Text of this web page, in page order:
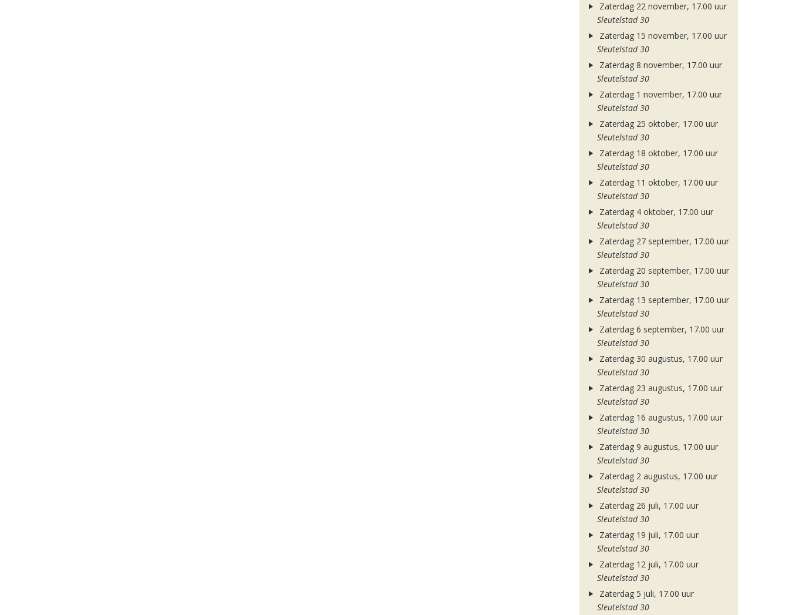
Zaterdag 22 november, 17.00 uur
Sleutelstad 30
Zaterdag 15 november, 17.00 uur
Sleutelstad 30
Zaterdag 8 november, 17.00 uur
Sleutelstad 30
Zaterdag 1 november, 17.00 uur
Sleutelstad 30
Zaterdag 25 oktober, 17.00 uur
Sleutelstad 30
Zaterdag 18 oktober, 17.00 uur
Sleutelstad 30
Zaterdag 11 oktober, 17.00 uur
Sleutelstad 30
Zaterdag 4 oktober, 17.00 uur
Sleutelstad 30
Zaterdag 27 september, 17.00 uur
Sleutelstad 30
Zaterdag 20 september, 17.00 uur
Sleutelstad 30
Zaterdag 13 september, 17.00 uur
Sleutelstad 30
Zaterdag 6 september, 17.00 uur
Sleutelstad 30
Zaterdag 30 augustus, 17.00 uur
Sleutelstad 30
Zaterdag 23 augustus, 17.00 uur
Sleutelstad 30
Zaterdag 16 augustus, 17.00 uur
Sleutelstad 30
Zaterdag 9 augustus, 17.00 uur
Sleutelstad 30
Zaterdag 2 augustus, 17.00 uur
Sleutelstad 30
Zaterdag 26 juli, 17.00 uur
Sleutelstad 30
Zaterdag 19 juli, 17.00 uur
Sleutelstad 30
Zaterdag 12 juli, 17.00 uur
Sleutelstad 30
Zaterdag 5 juli, 17.00 uur
Sleutelstad 30